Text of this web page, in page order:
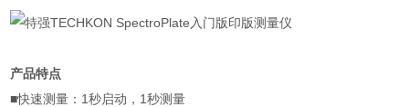
产品特点
■快速测量：1秒启动，1秒测量